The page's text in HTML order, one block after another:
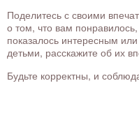
Поделитесь с своими
о том, что вам
показалось интересным
детьми, расскажите об их
Будьте корректны, и